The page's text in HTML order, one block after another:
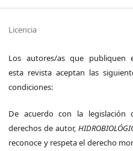
Licencia
Los autores/as que publiquen
esta revista aceptan las
condiciones:
De acuerdo con la legislación
derechos de autor,
reconoce y respeta el derecho